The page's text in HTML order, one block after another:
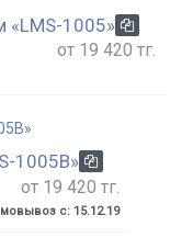
«LMS-1005»
от 19 420 тг.
1005B»
от 19 420 тг.
с: 15.12.19